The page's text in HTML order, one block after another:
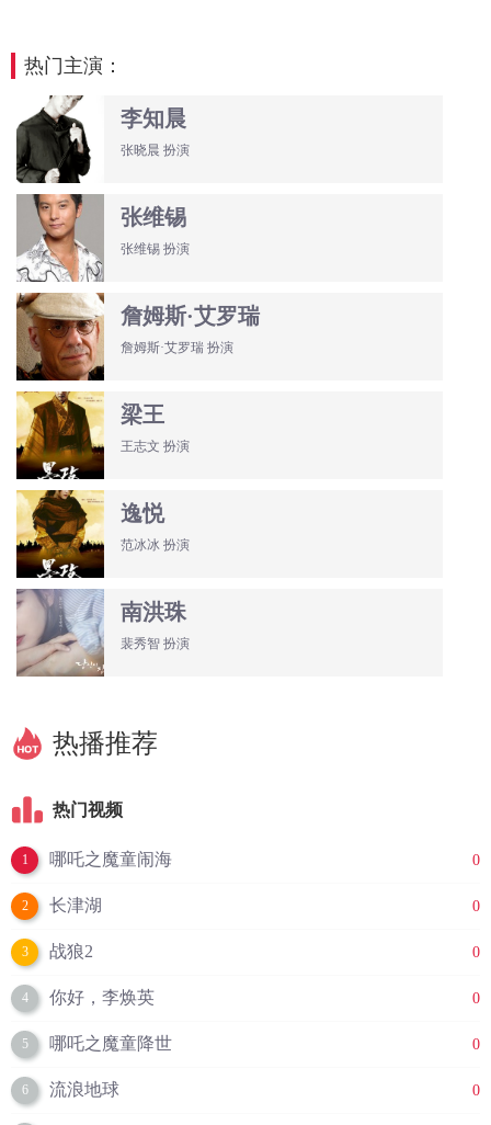
热门主演：
李知晨
张晓晨 扮演
张维锡
张维锡 扮演
詹姆斯·艾罗瑞
詹姆斯·艾罗瑞 扮演
梁王
王志文 扮演
逸悦
范冰冰 扮演
南洪珠
裴秀智 扮演
热播推荐
热门视频
1 哪吒之魔童闹海 0
2 长津湖 0
3 战狼2 0
4 你好，李焕英 0
5 哪吒之魔童降世 0
6 流浪地球 0